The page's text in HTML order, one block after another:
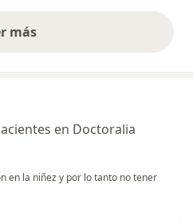
más
opiniones anteriores
en Doctoralia
en la niñez y por lo tanto no tener